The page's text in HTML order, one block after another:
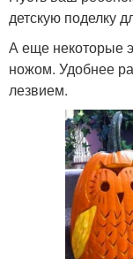
детскую поделку
А еще некоторые
ножом. Удобнее
лезвием.